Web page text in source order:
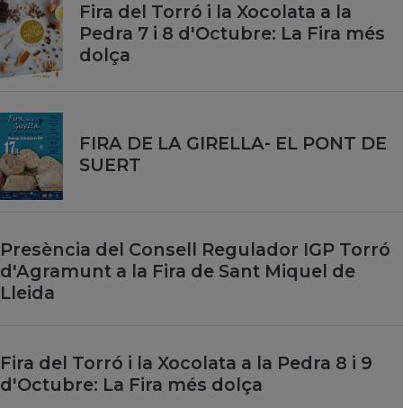
Fira del Torró i la Xocolata a la
Pedra 7 i 8 d'Octubre: La Fira més
dolça
FIRA DE LA GIRELLA- EL PONT DE
SUERT
Presència del Consell Regulador IGP Torró
d'Agramunt a la Fira de Sant Miquel de
Lleida
Fira del Torró i la Xocolata a la Pedra 8 i 9
d'Octubre: La Fira més dolça